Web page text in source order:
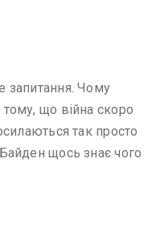
запитання. Чому
що війна скоро
так просто
щось знає чого